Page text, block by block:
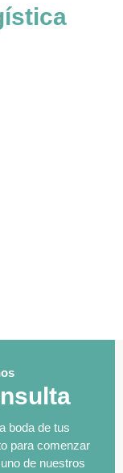
boda de tus
para comenzar
de nuestros